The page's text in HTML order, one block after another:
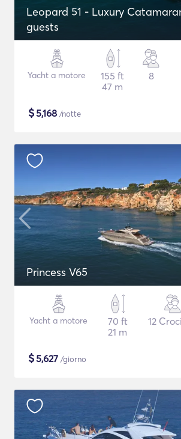
Leopard 51 - Luxury
guests
Yacht a motore
155 ft
47 m
8
$5,168 /notte
Princess V65
Yacht a motore
70 ft
21 m
12
$5,627 /giorno